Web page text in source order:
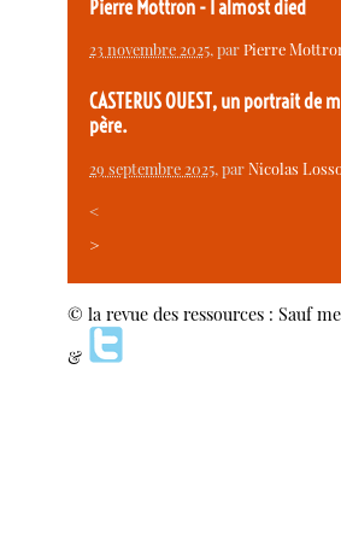
Pierre Mottron - I almost died
23 novembre 2025, parPierre
CASTERUS OUEST, un portrait de
père.
29 septembre 2025, parNicolas
<
>
© la revue des ressources : Sauf
&